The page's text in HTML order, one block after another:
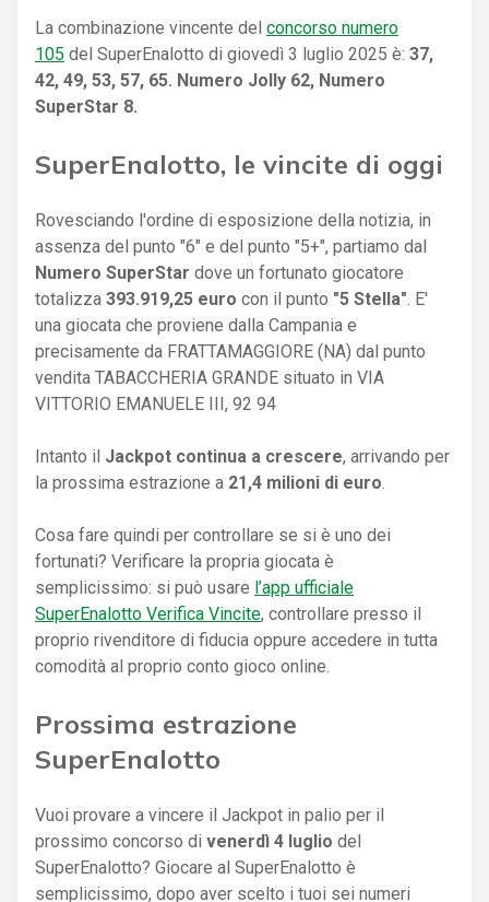
La combinazione vincente del concorso numero
105 del SuperEnalotto di giovedì 3 luglio 2025 è: 37,
42, 49, 53, 57, 65. Numero Jolly 62, Numero
SuperStar 8.
SuperEnalotto, le vincite di oggi
Rovesciando l'ordine di esposizione della notizia, in
assenza del punto "6" e del punto "5+", partiamo dal
Numero SuperStar dove un fortunato giocatore
totalizza 393.919,25 euro con il punto "5 Stella" . E'
una giocata che proviene dalla Campania e
precisamente da FRATTAMAGGIORE (NA) dal punto
vendita TABACCHERIA GRANDE situato in VIA
VITTORIO EMANUELE III, 92 94
Intanto il Jackpot continua a crescere, arrivando per
la prossima estrazione a 21,4 milioni di euro
Cosa fare quindi per controllare se si è uno dei
fortunati? Verificare la propria giocata è
semplicissimo: si può usare l’app ufficiale
SuperEnalotto Verifica Vincite, controllare presso il
proprio rivenditore di fiducia oppure accedere in tutta
comodità al proprio conto gioco online.
Prossima estrazione
SuperEnalotto
Vuoi provare a vincere il Jackpot in palio per il
prossimo concorso di venerdì 4 luglio del
SuperEnalotto? Giocare al SuperEnalotto è
semplicissimo, dopo aver scelto i tuoi sei numeri